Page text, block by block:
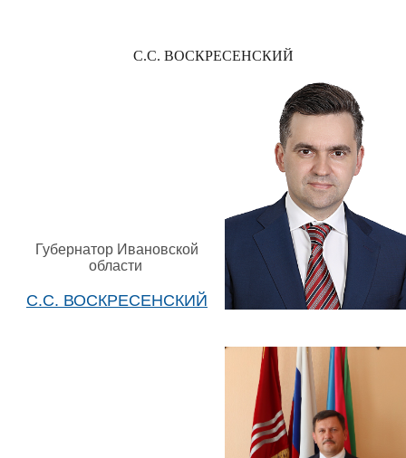
С.С. ВОСКРЕСЕНСКИЙ
Губернатор Ивановской
области
С.С. ВОСКРЕСЕНСКИЙ